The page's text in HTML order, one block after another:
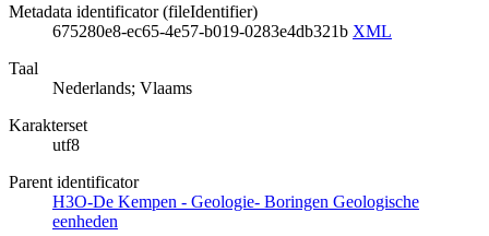
Metadata identificator (fileIdentifier)
675280e8-ec65-4e57-b019-0283e4db321b XML
Taal
Nederlands; Vlaams
Karakterset
utf8
Parent identificator
H3O-De Kempen - Geologie- Boringen Geologische
eenheden